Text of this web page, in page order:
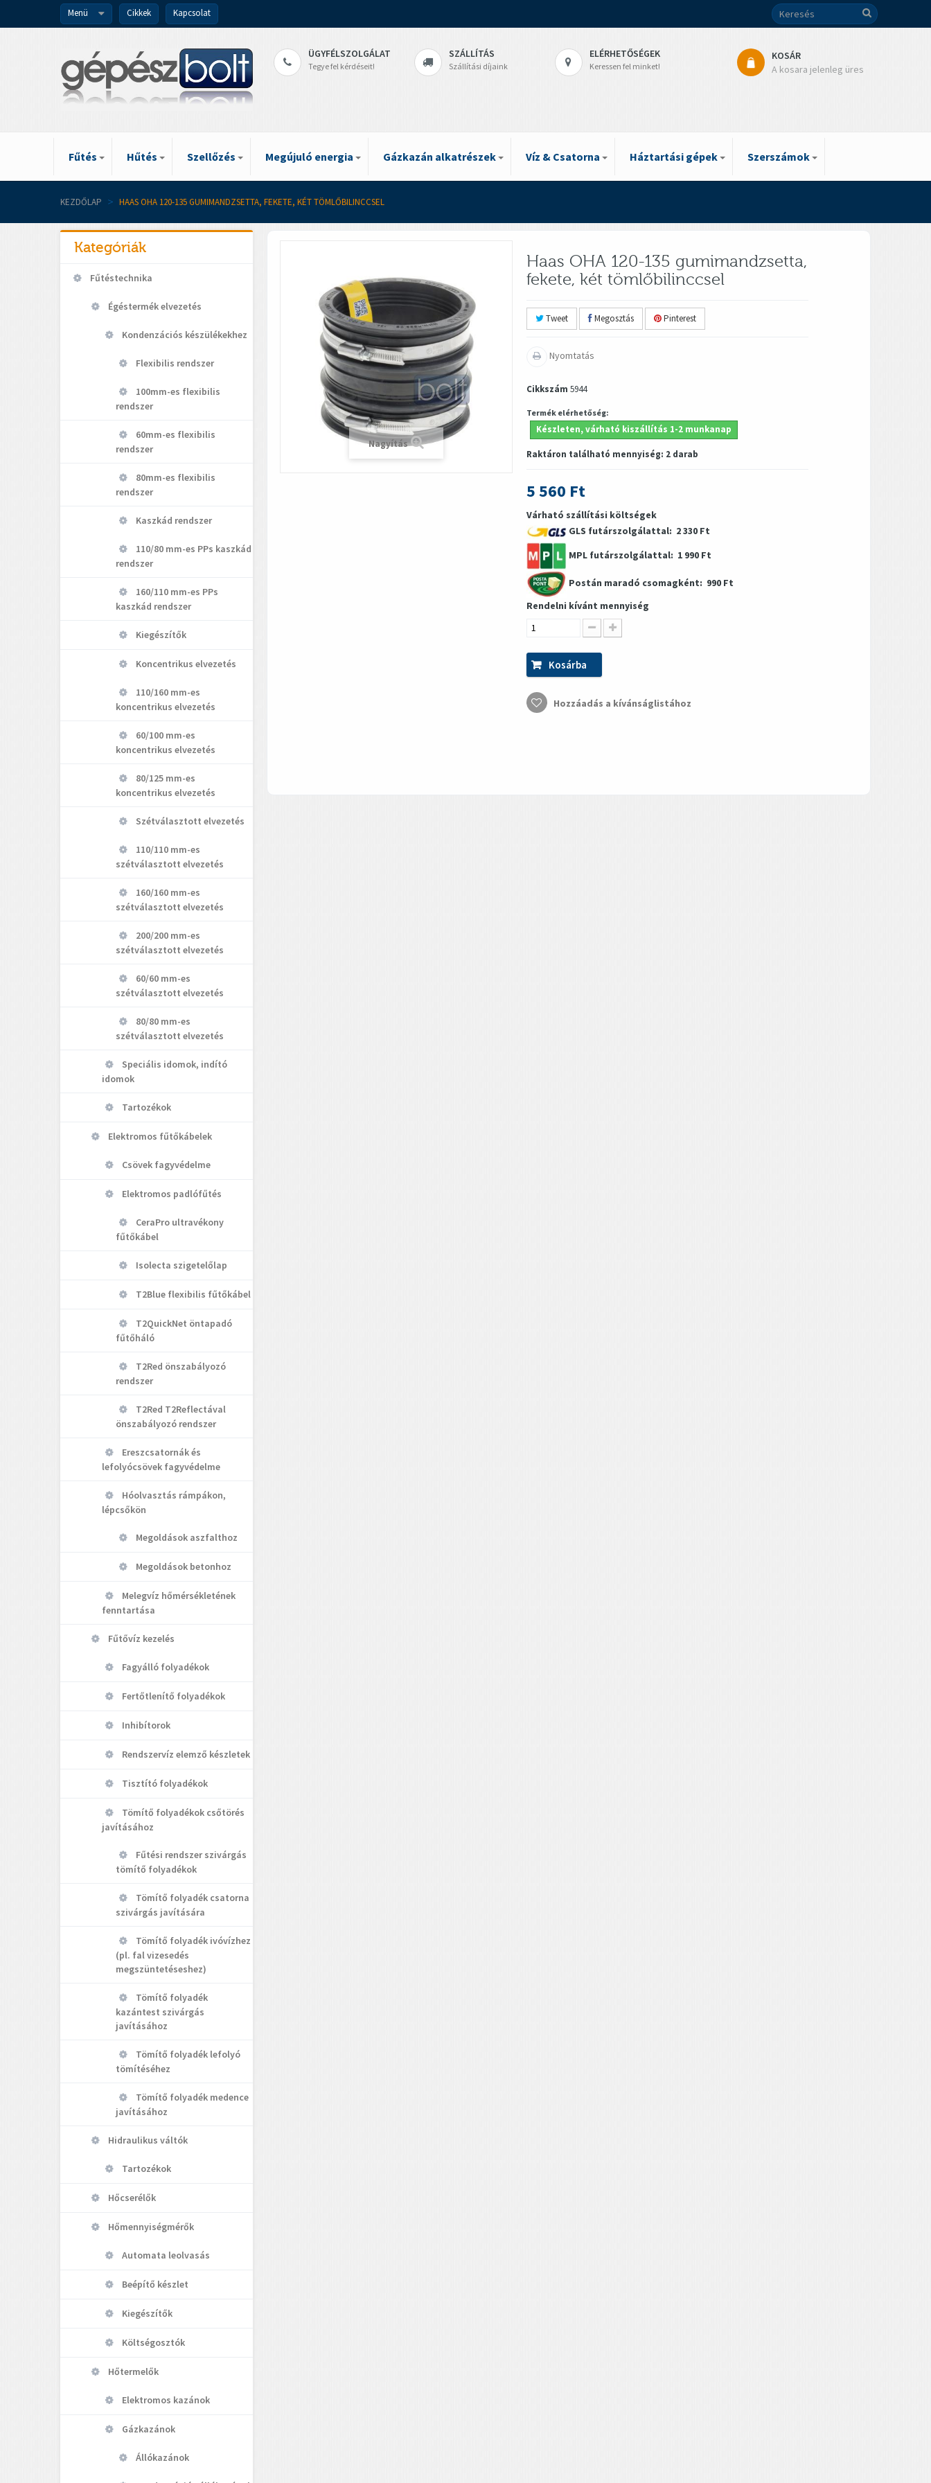
Menü Cikkek Kapcsolat
ÜGYFÉLSZOLGÁLAT
Tegye fel kérdéseit!
SZÁLLÍTÁS
Szállítási díjaink
ELÉRHETŐSÉGEK
Keressen fel minket!
KOSÁR
A kosara jelenleg üres
Fűtés Hűtés Szellőzés Megújuló energia Gázkazán alkatrészek Víz & Csatorna Háztartási gépek Szerszámok
KEZDŐLAP > HAAS OHA 120-135 GUMIMANDZSETTA, FEKETE, KÉT TÖMLŐBILINCCSEL
Kategóriák
Fűtéstechnika
Égéstermék elvezetés
Kondenzációs készülékekhez
Flexibilis rendszer
100mm-es flexibilis
rendszer
60mm-es flexibilis
rendszer
80mm-es flexibilis
rendszer
Kaszkád rendszer
110/80 mm-es PPs kaszkád
rendszer
160/110 mm-es PPs
kaszkád rendszer
Kiegészítők
Koncentrikus elvezetés
110/160 mm-es
koncentrikus elvezetés
60/100 mm-es
koncentrikus elvezetés
80/125 mm-es
koncentrikus elvezetés
Szétválasztott elvezetés
110/110 mm-es
szétválasztott elvezetés
160/160 mm-es
szétválasztott elvezetés
200/200 mm-es
szétválasztott elvezetés
60/60 mm-es
szétválasztott elvezetés
80/80 mm-es
szétválasztott elvezetés
Speciális idomok, indító
idomok
Tartozékok
Elektromos fűtőkábelek
Csövek fagyvédelme
Elektromos padlófűtés
CeraPro ultravékony
fűtőkábel
Isolecta szigetelőlap
T2Blue flexibilis fűtőkábel
T2QuickNet öntapadó
fűtőháló
T2Red önszabályozó
rendszer
T2Red T2Reflectával
önszabályozó rendszer
Ereszcsatornák és
lefolyócsövek fagyvédelme
Hóolvasztás rámpákon,
lépcsőkön
Megoldások aszfalthoz
Megoldások betonhoz
Melegvíz hőmérsékletének
fenntartása
Fűtővíz kezelés
Fagyálló folyadékok
Fertőtlenítő folyadékok
Inhibítorok
Rendszervíz elemző készletek
Tisztító folyadékok
Tömítő folyadékok csőtörés
javításához
Fűtési rendszer szivárgás
tömítő folyadékok
Tömítő folyadék csatorna
szivárgás javítására
Tömítő folyadék ivóvízhez
(pl. fal vizesedés
megszüntetéseshez)
Tömítő folyadék
kazántest szivárgás
javításához
Tömítő folyadék lefolyó
tömítéséhez
Tömítő folyadék medence
javításához
Hidraulikus váltók
Tartozékok
Hőcserélők
Hőmennyiségmérők
Automata leolvasás
Beépítő készlet
Kiegészítők
Költségosztók
Hőtermelők
Elektromos kazánok
Gázkazánok
Állókazánok
Nagyítás
Haas OHA 120-135 gumimandzsetta,
fekete, két tömlőbilinccsel
Tweet Megosztás Pinterest
Nyomtatás
Cikkszám 5944
Termék elérhetőség:
Készleten, várható kiszállítás 1-2 munkanap
Raktáron található mennyiség: 2 darab
5 560 Ft
Várható szállítási költségek
GLS futárszolgálattal: 2 330 Ft
MPL futárszolgálattal: 1 990 Ft
Postán maradó csomagként: 990 Ft
Rendelni kívánt mennyiség
Kosárba
Hozzáadás a kívánságlistához